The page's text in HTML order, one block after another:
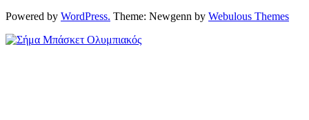
Powered by WordPress. Theme: Newgenn by Webulous Themes